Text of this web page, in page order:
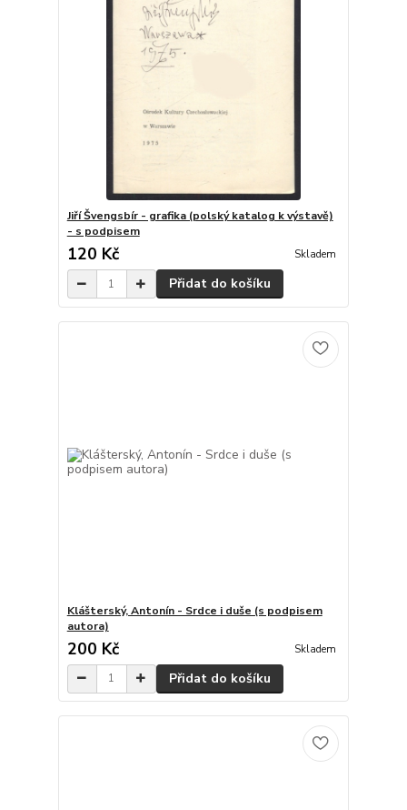
Jiří Švengsbír - grafika (polský katalog k výstavě)
- s podpisem
120 Kč Skladem
Přidat do košíku
Klášterský, Antonín - Srdce i duše (s podpisem
autora)
200 Kč Skladem
Přidat do košíku